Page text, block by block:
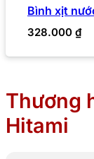
Bình xịt
328.000 ₫
Thương
Hitami